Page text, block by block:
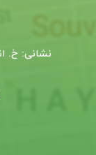
نشانی: خ.